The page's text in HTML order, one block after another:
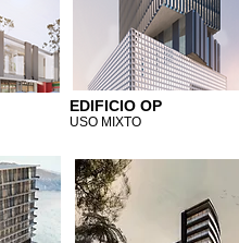
EDIFICIO OP
USO MIXTO